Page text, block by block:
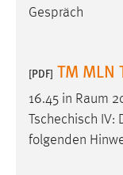
Gespräch
[PDF] TM
16.45 in Raum
Tschechisch
folgenden
Name: